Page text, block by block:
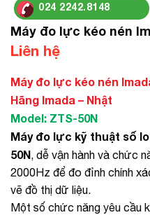
024 2242.8148
Máy đo lực kéo nén
Liên hệ
Máy đo lực kéo nén
Hãng Imada – Nhật
Model: ZTS-50N
Máy đo lực kỹ thuật số
50N, dễ vận hành và chức
2000Hz để đo đỉnh chính
vẽ đồ thị dữ liệu.
Một số chức năng yêu cầu